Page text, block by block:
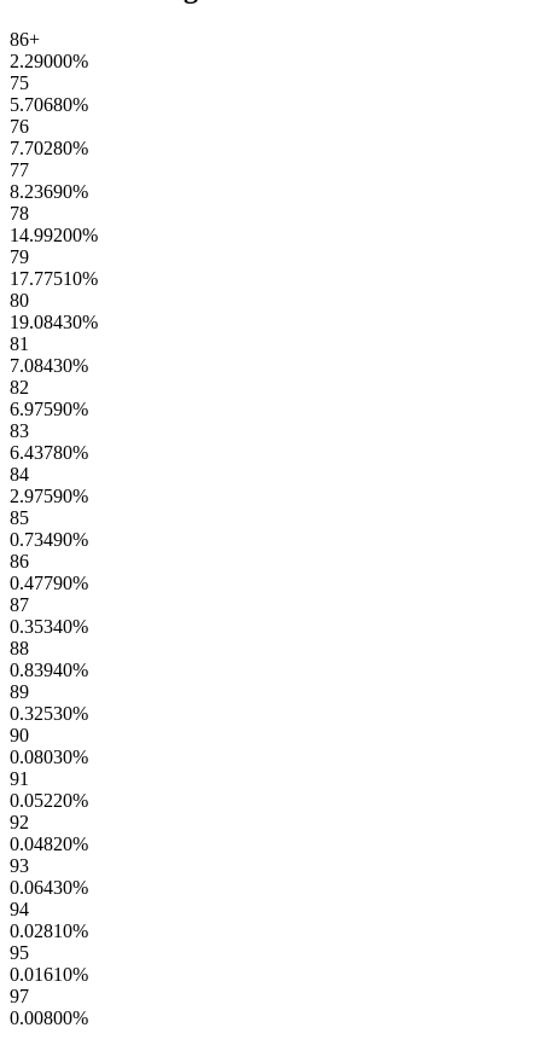
86+
2.29000%
75
5.70680%
76
7.70280%
77
8.23690%
78
14.99200%
79
17.77510%
80
19.08430%
81
7.08430%
82
6.97590%
83
6.43780%
84
2.97590%
85
0.73490%
86
0.47790%
87
0.35340%
88
0.83940%
89
0.32530%
90
0.08030%
91
0.05220%
92
0.04820%
93
0.06430%
94
0.02810%
95
0.01610%
97
0.00800%